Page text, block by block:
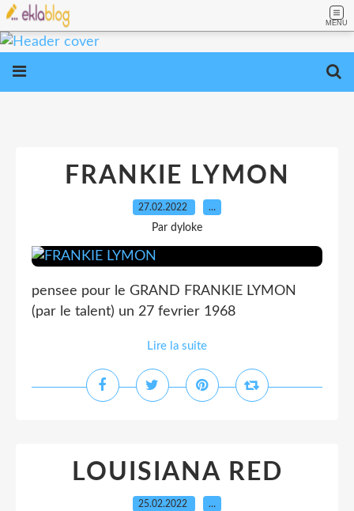
MENU
FRANKIE LYMON
27.02.2022 …
Par dyloke
pensee pour le GRAND FRANKIE LYMON
(par le talent) un 27 fevrier 1968
Lire la suite
LOUISIANA RED
25.02.2022 …